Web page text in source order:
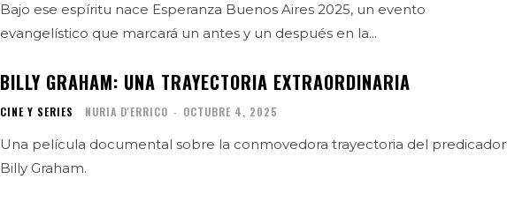
Bajo ese espíritu nace Esperanza Buenos Aires 2025, un evento
evangelístico que marcará un antes y un después en la...
BILLY GRAHAM: UNA TRAYECTORIA EXTRAORDINARIA
CINE Y SERIES NURIA D'ERRICO - OCTUBRE 4, 2025
Una película documental sobre la conmovedora trayectoria del predicador
Billy Graham.